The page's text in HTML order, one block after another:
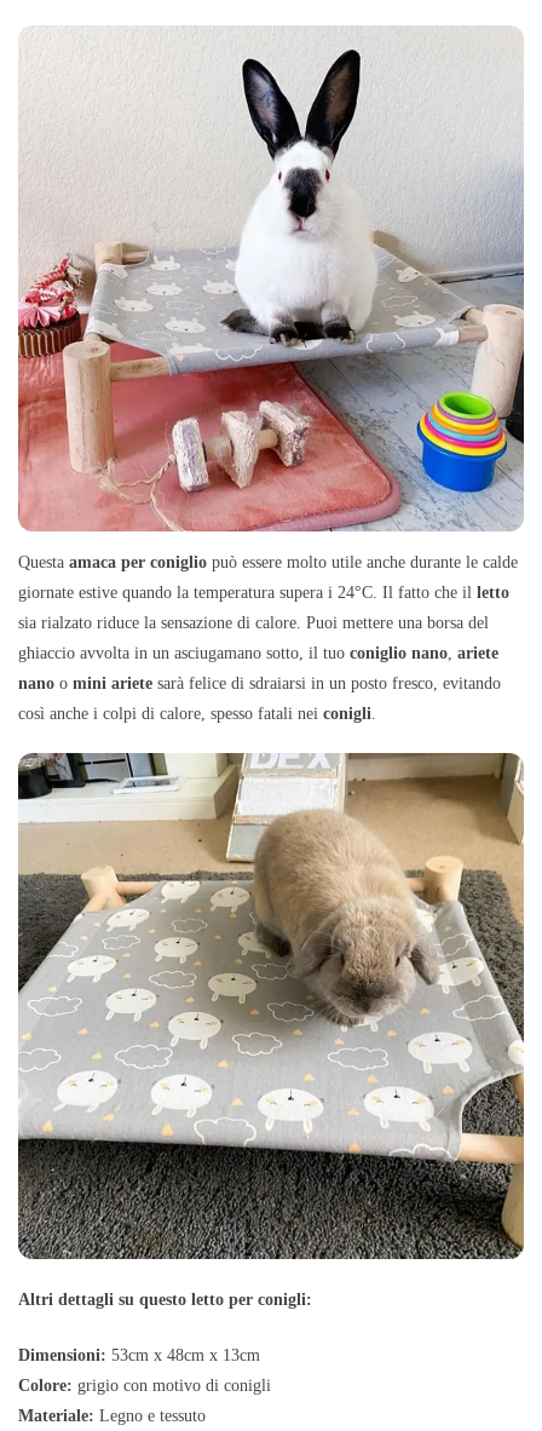
Questa amaca per coniglio può essere molto utile anche durante le calde
giornate estive quando la temperatura supera i 24°C. Il fatto che il letto
sia rialzato riduce la sensazione di calore. Puoi mettere una borsa del
ghiaccio avvolta in un asciugamano sotto, il tuo coniglio nano ariete
nano o mini ariete sarà felice di sdraiarsi in un posto fresco, evitando
così anche i colpi di calore, spesso fatali nei conigli
Altri dettagli su questo letto per conigli:
Dimensioni: 53cm x 48cm x 13cm
Colore: grigio con motivo di conigli
Materiale: Legno e tessuto